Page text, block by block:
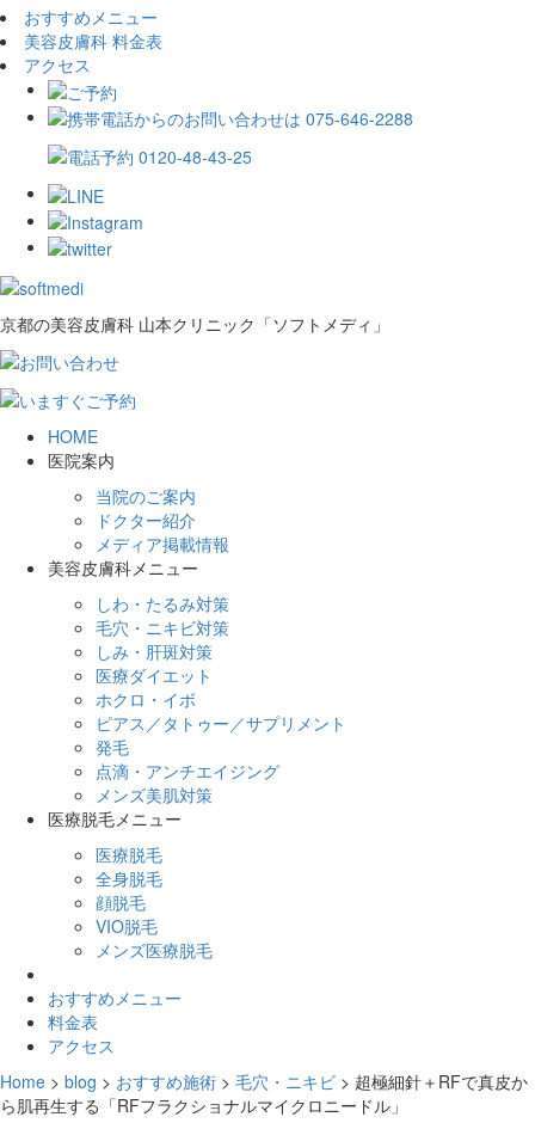
おすすめメニュー
美容皮膚科 料金表
アクセス
京都の美容皮膚科 山本クリニック「ソフトメディ」
HOME
医院案内
当院のご案内
ドクター紹介
メディア掲載情報
美容皮膚科メニュー
しわ・たるみ対策
毛穴・ニキビ対策
しみ・肝斑対策
医療ダイエット
ホクロ・イボ
ピアス／タトゥー／サプリメント
発毛
点滴・アンチエイジング
メンズ美肌対策
医療脱毛メニュー
医療脱毛
全身脱毛
顔脱毛
VIO脱毛
メンズ医療脱毛
おすすめメニュー
料金表
アクセス
Home > blog > おすすめ施術 > 毛穴・ニキビ > 超極細針＋RFで真皮か
ら肌再生する「RFフラクショナルマイクロニードル」